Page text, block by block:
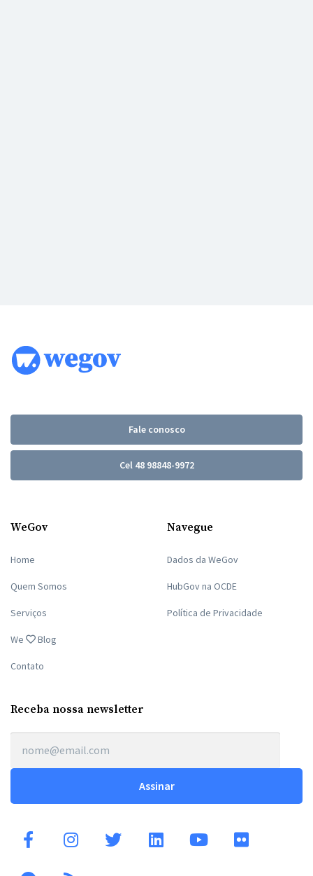
Fale conosco
Cel 48 98848-9972
WeGov
Home
Quem Somos
Serviços
We Blog
Contato
Navegue
Dados da WeGov
HubGov na OCDE
Política de Privacidade
Receba nossa newsletter